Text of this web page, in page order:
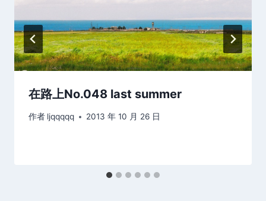
在路上No.048 last summer
作者 ljqqqqq 2013 年 10 月 26 日